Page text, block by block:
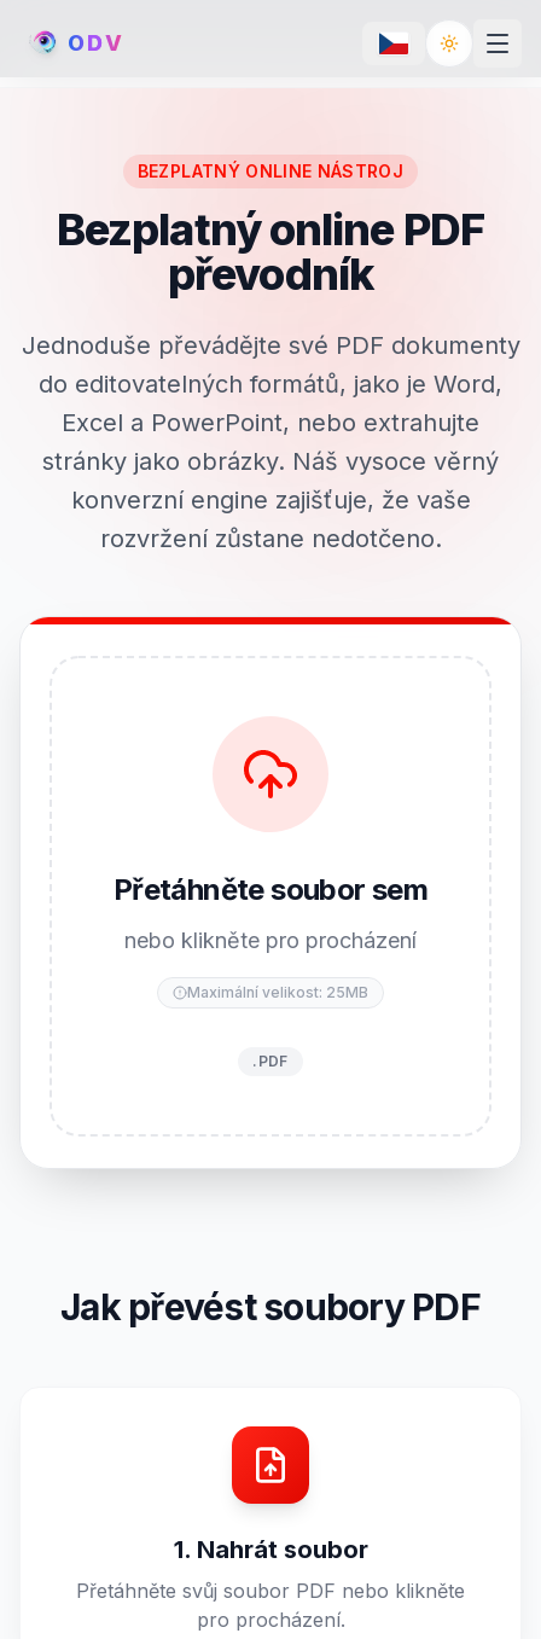
ODV Toggle
BEZPLATNÝ ONLINE NÁSTROJ
Bezplatný online PDF
převodník
Jednoduše převádějte své PDF dokumenty
do editovatelných formátů, jako je Word,
Excel a PowerPoint, nebo extrahujte
stránky jako obrázky. Náš vysoce věrný
konverzní engine zajišťuje, že vaše
rozvržení zůstane nedotčeno.
Přetáhněte soubor sem
nebo klikněte pro procházení
Maximální velikost: 25MB
.PDF
Jak převést soubory PDF
1. Nahrát soubor
Přetáhněte svůj soubor PDF nebo klikněte
pro procházení.